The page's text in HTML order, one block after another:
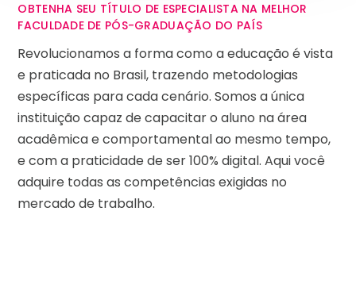
OBTENHA SEU TÍTULO DE ESPECIALISTA NA MELHOR
FACULDADE DE PÓS-GRADUAÇÃO DO PAÍS
Revolucionamos a forma como a educação é vista
e praticada no Brasil, trazendo metodologias
específicas para cada cenário. Somos a única
instituição capaz de capacitar o aluno na área
acadêmica e comportamental ao mesmo tempo,
e com a praticidade de ser 100% digital. Aqui você
adquire todas as competências exigidas no
mercado de trabalho.